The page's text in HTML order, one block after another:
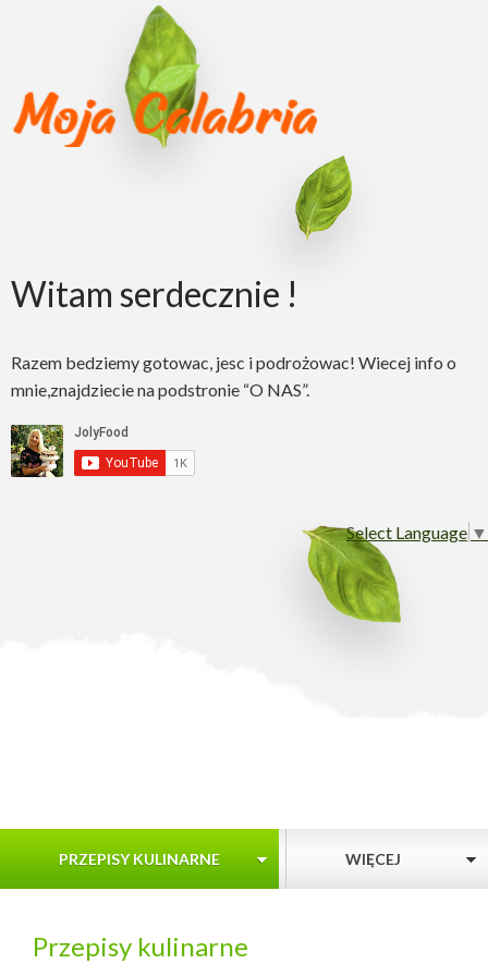
Witam serdecznie !
Razem bedziemy gotowac, jesc i podrożowac! Wiecej info o
mnie,znajdziecie na podstronie “O NAS”.
Select Language ▼
PRZEPISY KULINARNE WIĘCEJ
Przepisy kulinarne